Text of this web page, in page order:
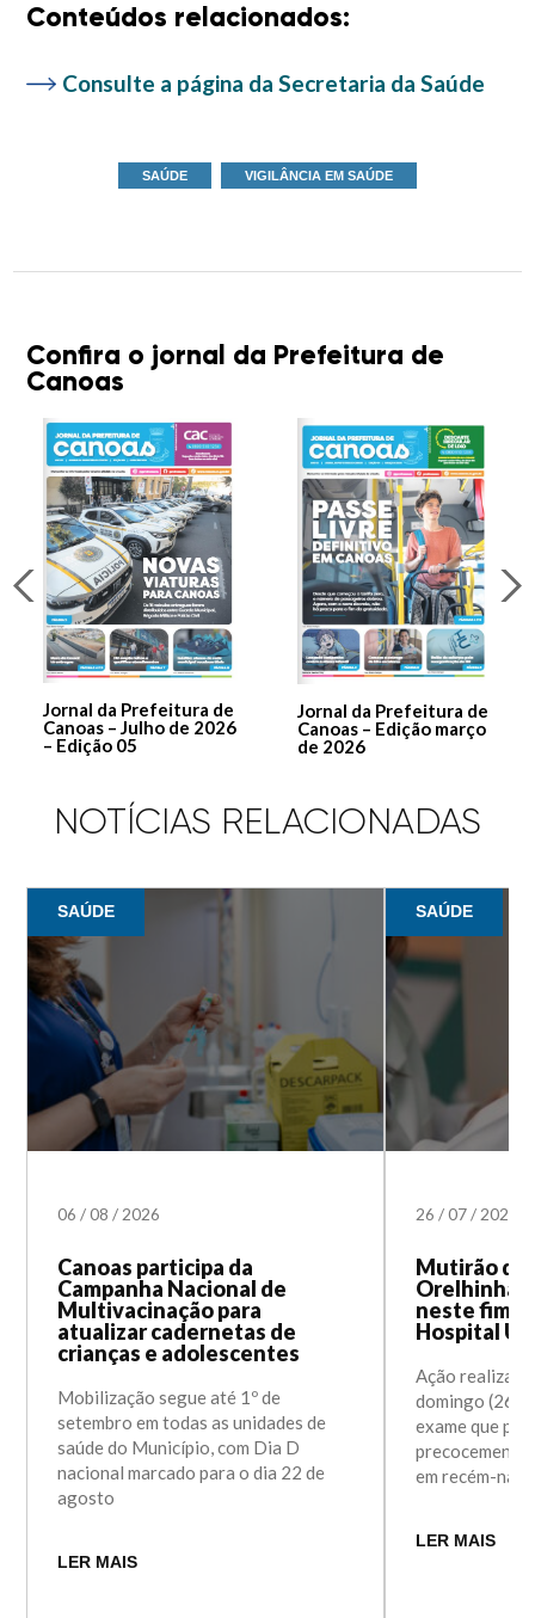
Conteúdos relacionados:
Consulte a página da Secretaria da Saúde
SAÚDE VIGILÂNCIA EM SAÚDE
Confira o jornal da Prefeitura de
Canoas
Jornal da Prefeitura de
Canoas – Julho de 2026
– Edição 05
Jornal da Prefeitura de
Canoas – Edição março
de 2026
NOTÍCIAS RELACIONADAS
SAÚDE
06/08/ 2026
Canoas participa da
Campanha Nacional de
Multivacinação para
atualizar cadernetas de
crianças e adolescentes
Mobilização segue até 1º de
setembro em todas as unidades de
saúde do Município, com Dia D
nacional marcado para o dia 22 de
agosto
LER MAIS
SAÚDE
26/07/ 2026
Mutirão do
Orelhinha
neste fim
Hospital
Ação
domingo (26)
exame que
em recém-
LER MAIS